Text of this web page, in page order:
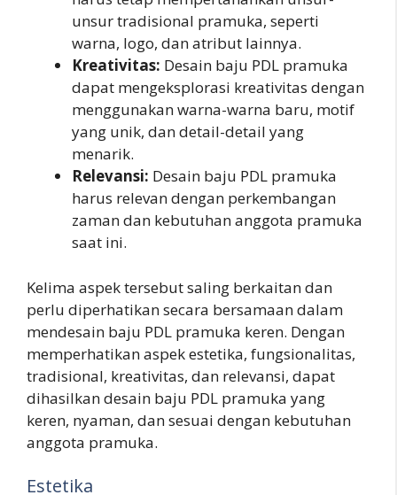
unsur tradisional pramuka, seperti
warna, logo, dan atribut lainnya.
Kreativitas: Desain baju PDL pramuka
dapat mengeksplorasi kreativitas dengan
menggunakan warna-warna baru, motif
yang unik, dan detail-detail yang
menarik.
Relevansi: Desain baju PDL pramuka
harus relevan dengan perkembangan
zaman dan kebutuhan anggota pramuka
saat ini.
Kelima aspek tersebut saling berkaitan dan
perlu diperhatikan secara bersamaan dalam
mendesain baju PDL pramuka keren. Dengan
memperhatikan aspek estetika, fungsionalitas,
tradisional, kreativitas, dan relevansi, dapat
dihasilkan desain baju PDL pramuka yang
keren, nyaman, dan sesuai dengan kebutuhan
anggota pramuka.
Estetika